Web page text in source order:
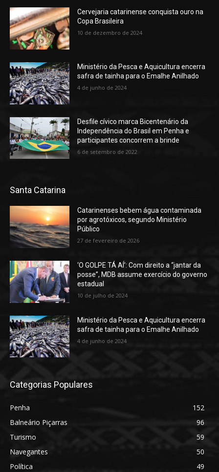
Cervejaria catarinense conquista ouro na
Copa Brasileira
10 de dezembro de 2024
Ministério da Pesca e Aquicultura encerra
safra de tainha para o Emalhe Anilhado
4 de junho de 2024
Desfile cívico marca Bicentenário da
Independência do Brasil em Penha e
participantes concorrem a brinde
6 de setembro de 2022
Santa Catarina
Catarinenses bebem água contaminada
por agrotóxicos, segundo Ministério
Público
27 de fevereiro de 2026
‘O GOLPE TÁ AÍ’: Com direito a “jantar da
posse”, MDB assume exercício do governo
estadual
10 de julho de 2024
Ministério da Pesca e Aquicultura encerra
safra de tainha para o Emalhe Anilhado
4 de junho de 2024
Categorias Populares
Penha
152
Balneário Piçarras
96
Turismo
59
Navegantes
50
Política
49